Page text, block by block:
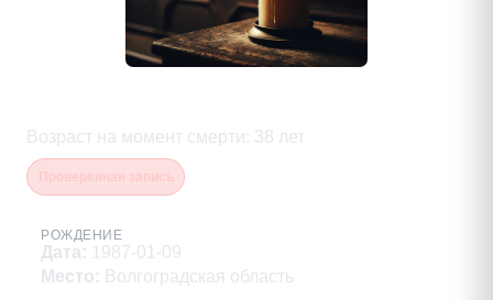
Возраст на момент смерти : 38 лет
РОЖДЕНИЕ
Дата: 1987-01-09
Место: Волгоградская область